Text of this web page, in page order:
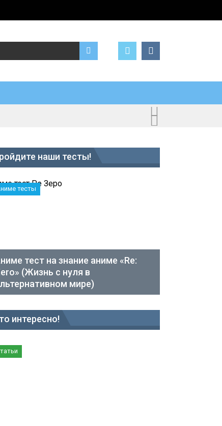
Search for:
наши тесты!
тесты
тест на знание аниме «Re:
(Жизнь с нуля в
мире)
интересно!